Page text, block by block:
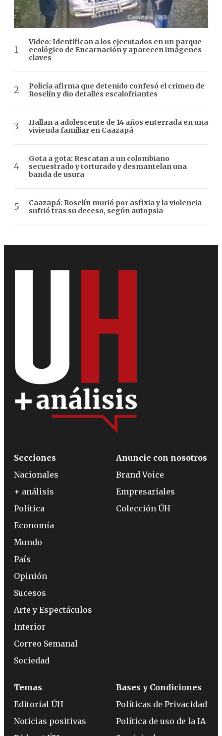
Video: Identifican a los ejecutados en un parque
ecológico de Encarnación y aparecen imágenes
claves
Policía afirma que detenido confesó el crimen de
Roselín y dio detalles escalofriantes
Hallan a adolescente de 14 años enterrada en una
vivienda familiar en Caazapá
Gota a gota: Rescatan a un colombiano
secuestrado y torturado y desmantelan una
banda de usura
Caazapá: Roselín murió por asfixia y la violencia
sufrió tras su deceso, según autopsia
Secciones
Nacionales
+ análisis
Política
Economía
Mundo
País
Opinión
Sucesos
Arte y Espectáculos
Interior
Correo Semanal
Sociedad
Anuncie con nosotros
Brand Voice
Empresariales
Colección ÚH
Temas
Editorial ÚH
Noticias positivas
Bases y Condiciones
Políticas de Privacidad
Política de uso de la IA